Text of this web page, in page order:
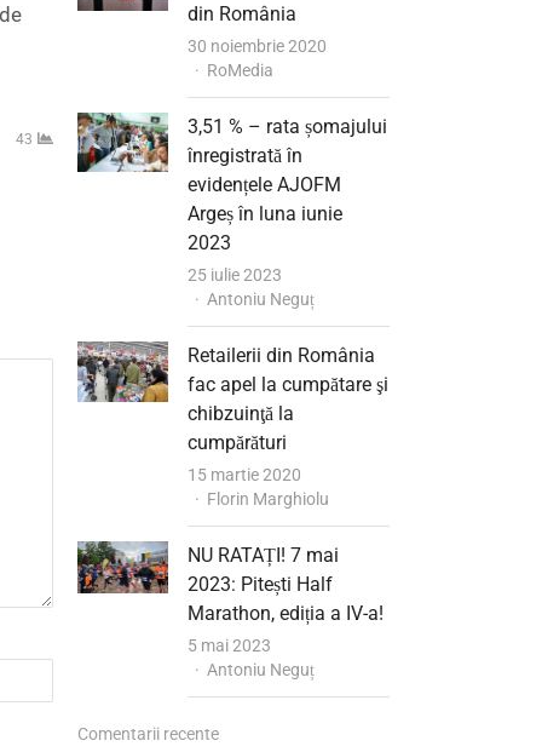
43
din România
30 noiembrie 2020
Author
RoMedia
3,51 % – rata șomajului
înregistrată în
evidențele AJOFM
Argeș în luna iunie
2023
25 iulie 2023
Author
Antoniu Neguț
Retailerii din România
fac apel la cumpătare şi
chibzuinţă la
cumpărături
15 martie 2020
Author
Florin Marghiolu
NU RATAȚI! 7 mai
2023: Pitești Half
Marathon, ediția a IV-a!
5 mai 2023
Author
Antoniu Neguț
Comentarii recente